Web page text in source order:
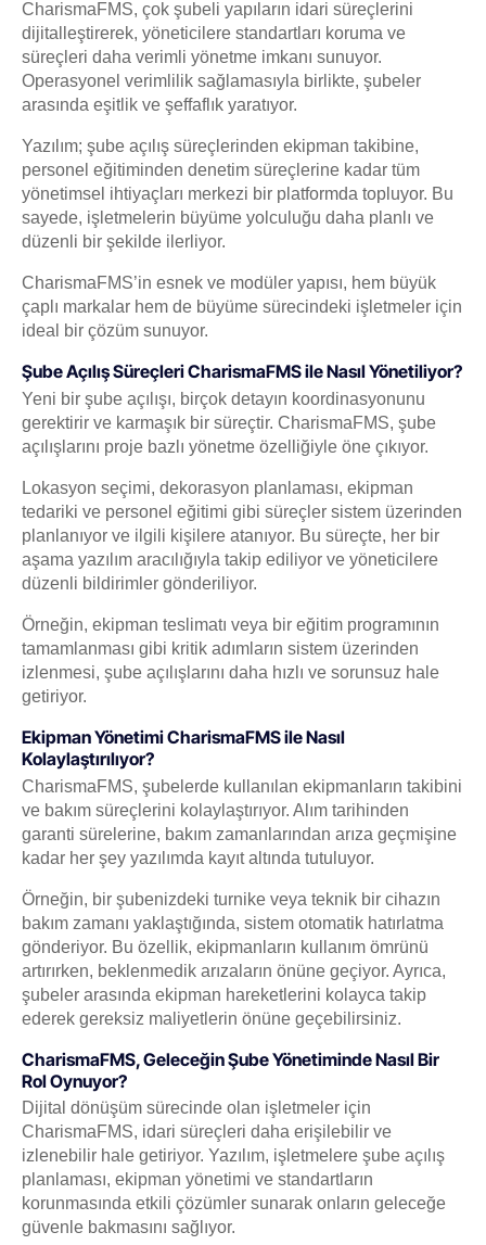
CharismaFMS, çok şubeli yapıların idari süreçlerini
dijitalleştirerek, yöneticilere standartları koruma ve
süreçleri daha verimli yönetme imkanı sunuyor.
Operasyonel verimlilik sağlamasıyla birlikte, şubeler
arasında eşitlik ve şeffaflık yaratıyor.
Yazılım; şube açılış süreçlerinden ekipman takibine,
personel eğitiminden denetim süreçlerine kadar tüm
yönetimsel ihtiyaçları merkezi bir platformda topluyor. Bu
sayede, işletmelerin büyüme yolculuğu daha planlı ve
düzenli bir şekilde ilerliyor.
CharismaFMS’in esnek ve modüler yapısı, hem büyük
çaplı markalar hem de büyüme sürecindeki işletmeler için
ideal bir çözüm sunuyor.
Şube Açılış Süreçleri CharismaFMS ile Nasıl Yönetiliyor?
Yeni bir şube açılışı, birçok detayın koordinasyonunu
gerektirir ve karmaşık bir süreçtir. CharismaFMS, şube
açılışlarını proje bazlı yönetme özelliğiyle öne çıkıyor.
Lokasyon seçimi, dekorasyon planlaması, ekipman
tedariki ve personel eğitimi gibi süreçler sistem üzerinden
planlanıyor ve ilgili kişilere atanıyor. Bu süreçte, her bir
aşama yazılım aracılığıyla takip ediliyor ve yöneticilere
düzenli bildirimler gönderiliyor.
Örneğin, ekipman teslimatı veya bir eğitim programının
tamamlanması gibi kritik adımların sistem üzerinden
izlenmesi, şube açılışlarını daha hızlı ve sorunsuz hale
getiriyor.
Ekipman Yönetimi CharismaFMS ile Nasıl
Kolaylaştırılıyor?
CharismaFMS, şubelerde kullanılan ekipmanların takibini
ve bakım süreçlerini kolaylaştırıyor. Alım tarihinden
garanti sürelerine, bakım zamanlarından arıza geçmişine
kadar her şey yazılımda kayıt altında tutuluyor.
Örneğin, bir şubenizdeki turnike veya teknik bir cihazın
bakım zamanı yaklaştığında, sistem otomatik hatırlatma
gönderiyor. Bu özellik, ekipmanların kullanım ömrünü
artırırken, beklenmedik arızaların önüne geçiyor. Ayrıca,
şubeler arasında ekipman hareketlerini kolayca takip
ederek gereksiz maliyetlerin önüne geçebilirsiniz.
CharismaFMS, Geleceğin Şube Yönetiminde Nasıl Bir
Rol Oynuyor?
Dijital dönüşüm sürecinde olan işletmeler için
CharismaFMS, idari süreçleri daha erişilebilir ve
izlenebilir hale getiriyor. Yazılım, işletmelere şube açılış
planlaması, ekipman yönetimi ve standartların
korunmasında etkili çözümler sunarak onların geleceğe
güvenle bakmasını sağlıyor.